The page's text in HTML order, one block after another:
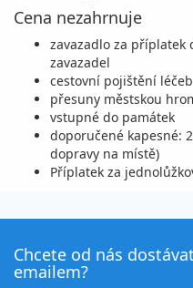
Cena nezahrnuje
zavazadlo za
zavazadel
cestovní pojištění
přesuny městskou
vstupné do památek
doporučené kapesné:
dopravy na místě)
Příplatek za
Chcete od nás
emailem?